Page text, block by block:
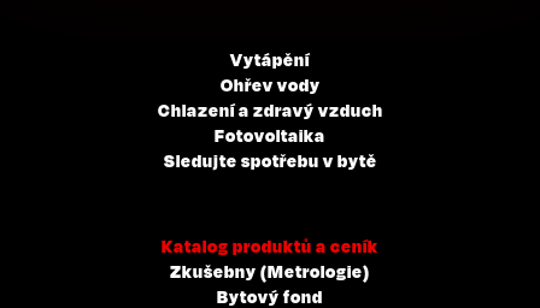
Vytápění
Ohřev vody
Chlazení a zdravý vzduch
Fotovoltaika
Sledujte spotřebu v bytě
Katalog produktů a ceník
Zkušebny (Metrologie)
Bytový fond